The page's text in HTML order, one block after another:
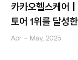
카카오헬스케어
토어 1위를 달성
Apr – May, 2025